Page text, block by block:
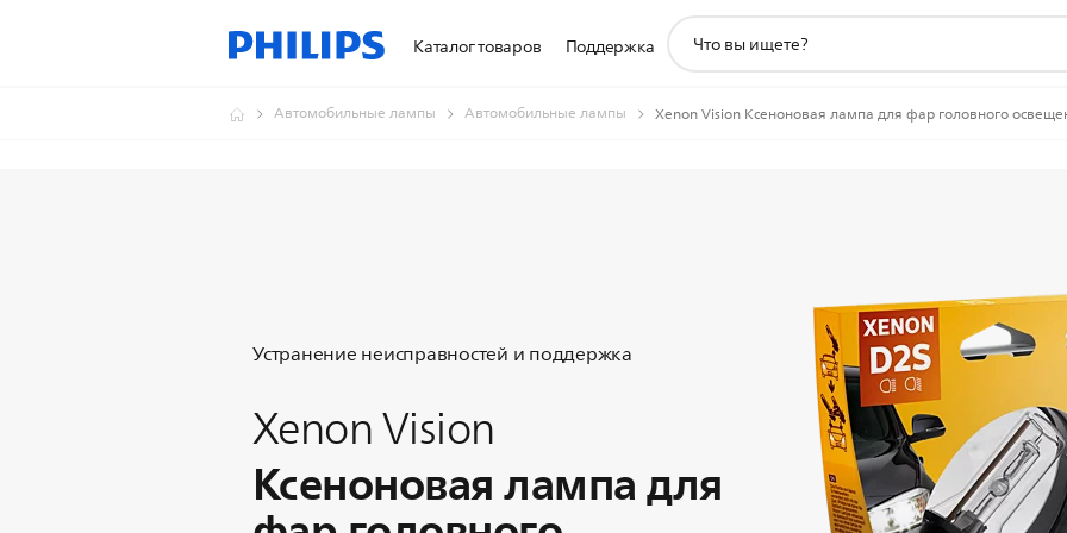
Каталог товаров Поддержка
поддержки
Автомобильные лампы Автомобильные лампы Xenon Vision Ксеноновая лампа для фар головного
Устранение неисправностей и поддержка
Xenon Vision
Ксеноновая лампа для